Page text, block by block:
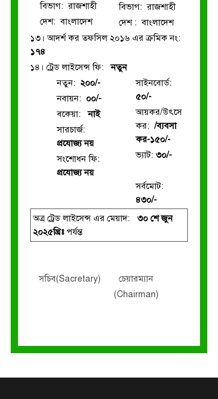
বিভাগ: রাজশাহী
দেশ: বাংলাদেশ
বিভাগ: রাজশাহী
দেশ : বাংলাদেশ
১৩। আদর্শ কর তফসিল ২০১৬ এর ক্রমিক নং:
১৭৪
১৪। ট্রেড লাইসেন্স ফি:
নতুন
নতুন:২০০/-
নবায়ন: ০০/-
বকেয়া:নাই
সারচার্জ:
প্রযোজ্য নয়
সংশোধন ফি:
প্রযোজ্য নয়
সাইনবোর্ড:
৫০/-
আয়কর/উৎসে
কর:/ব্যবসা
কর-১৫০/-
ভ্যাট: ৩০/-
সর্বমোট:
৪৩০/-
অত্র ট্রেড লাইসেন্স এর মেয়াদ:৩০ শে জুন
২০২৫খ্রিঃপর্যন্ত
সচিব(Sacretary)
চেয়ারম্যান
(Chairman)